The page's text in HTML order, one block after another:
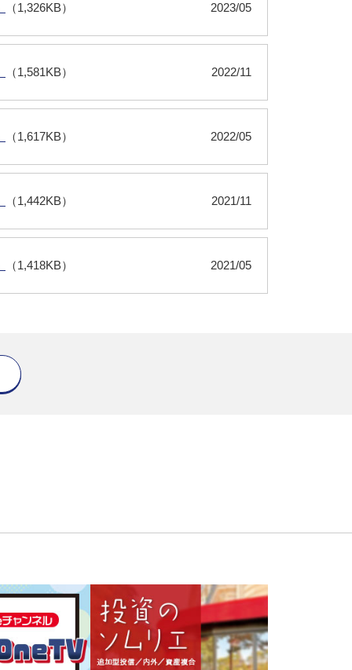
（1,326KB） 2023/05
（1,581KB） 2022/11
（1,617KB） 2022/05
（1,442KB） 2021/11
（1,418KB） 2021/05